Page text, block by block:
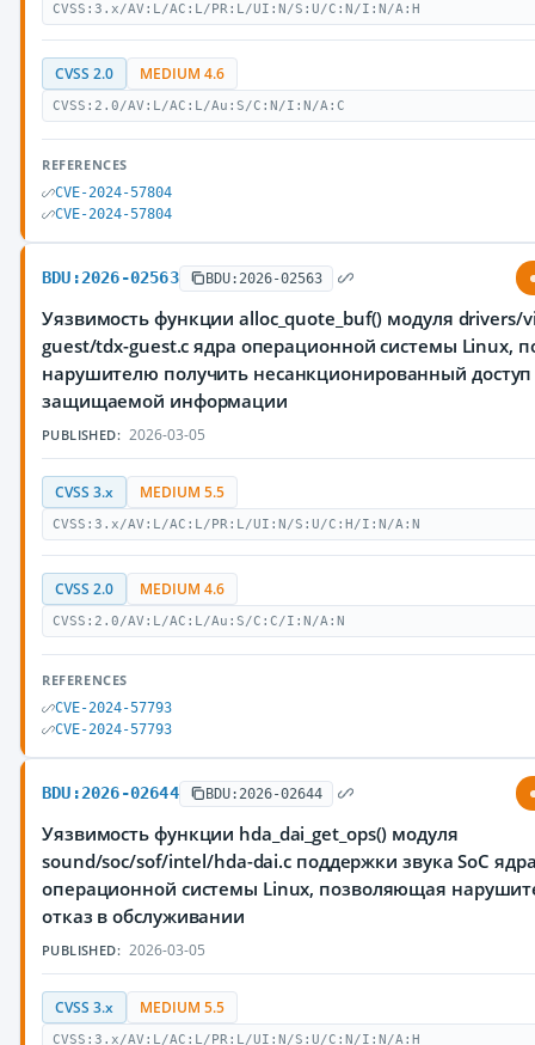
CVSS:3.x/AV:L/AC:L/PR:L/UI:N/S:U/C:N/I:N/A:H
CVSS 2.0 MEDIUM 4.6
CVSS:2.0/AV:L/AC:L/Au:S/C:N/I:N/A:C
REFERENCES
CVE-2024-57804
CVE-2024-57804
BDU:2026-02563 BDU:2026-02563
Уязвимость функции alloc_quote_buf() модуля drivers/
guest/tdx-guest.c ядра операционной системы Linux,
нарушителю получить несанкционированный доступ
защищаемой информации
PUBLISHED: 2026-03-05
CVSS 3.x MEDIUM 5.5
CVSS:3.x/AV:L/AC:L/PR:L/UI:N/S:U/C:H/I:N/A:N
CVSS 2.0 MEDIUM 4.6
CVSS:2.0/AV:L/AC:L/Au:S/C:C/I:N/A:N
REFERENCES
CVE-2024-57793
CVE-2024-57793
BDU:2026-02644 BDU:2026-02644
Уязвимость функции hda_dai_get_ops() модуля
sound/soc/sof/intel/hda-dai.c поддержки звука SoC
операционной системы Linux, позволяющая
отказ в обслуживании
PUBLISHED: 2026-03-05
CVSS 3.x MEDIUM 5.5
CVSS:3.x/AV:L/AC:L/PR:L/UI:N/S:U/C:N/I:N/A:H